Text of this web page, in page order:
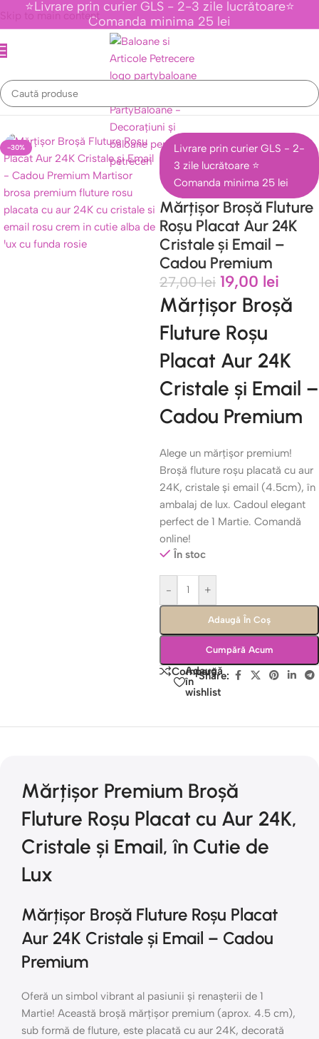
Skip to main content
⭐Livrare prin curier GLS - 2-3 zile lucrătoare⭐
Comanda minima 25 lei
Placate cu Aur 24K - Cadouri Elegante 1 Martie - Party Baloane
-30%
Livrare prin curier GLS - 2-
3 zile lucrătoare ⭐
Comanda minima 25 lei
Mărțișor Broșă Fluture
Roșu Placat Aur 24K
Cristale și Email –
Cadou Premium
27,00lei 19,00 lei
Mărțișor Broșă
Fluture Roșu
Placat Aur 24K
Cristale și Email –
Cadou Premium
Alege un mărțișor premium!
Broșă fluture roșu placată cu aur
24K, cristale și email (4.5cm), în
ambalaj de lux. Cadoul elegant
perfect de 1 Martie. Comandă
online!
În stoc
- +
Adaugă În Coș
Cumpără Acum
Compară
Adaugă
în
wishlist
Share:
Mărțișor Premium Broșă
Fluture Roșu Placat cu Aur 24K,
Cristale și Email, în Cutie de
Lux
Mărțișor Broșă Fluture Roșu Placat
Aur 24K Cristale și Email – Cadou
Premium
Oferă un simbol vibrant al pasiunii și renașterii de 1
Martie! Această broșă mărțișor premium (aprox. 4.5 cm),
sub formă de fluture, este placată cu aur 24K, decorată